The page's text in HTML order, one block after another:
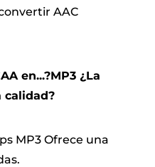
AAC
en...?MP3 ¿La
calidad?
MP3 Ofrece una